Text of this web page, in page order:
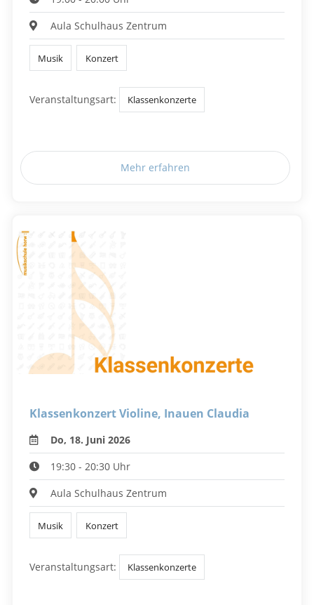
Aula Schulhaus Zentrum
Musik Konzert
Veranstaltungsart: Klassenkonzerte
Mehr erfahren
Klassenkonzert Violine, Inauen Claudia
Do, 18. Juni 2026
19:30 - 20:30 Uhr
Aula Schulhaus Zentrum
Musik Konzert
Veranstaltungsart: Klassenkonzerte